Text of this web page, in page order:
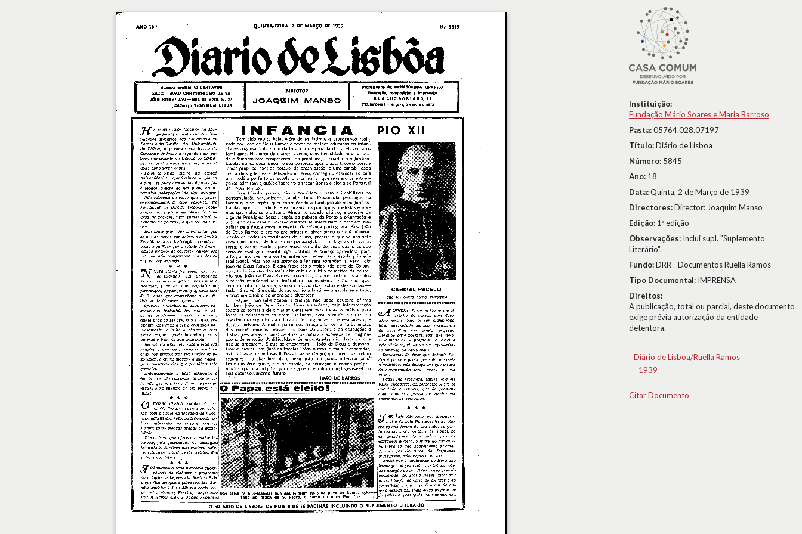
Instituição:
Fundação Mário Soares e Maria Barroso
Pasta:05764.028.07197
Título:Diário de Lisboa
Número: 5845
Ano: 18
Data:Quinta, 2 de Março de 1939
Directores:Director: Joaquim Manso
Edição: 1ª edição
Observações: Inclui supl. "Suplemento
Literário".
Fundo:DRR - Documentos Ruella Ramos
Tipo Documental: IMPRENSA
Direitos:
A publicação, total ou parcial, deste documento
exige prévia autorização da entidade
detentora.
Diário de Lisboa/Ruella Ramos
1939
Citar Documento